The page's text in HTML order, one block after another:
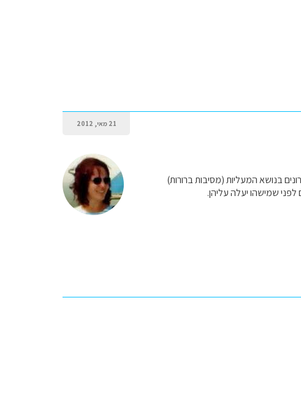
21 מאי, 2012
בנושא המעליות (מסיבות ברורות)
שמישהו יעלה עליהן.